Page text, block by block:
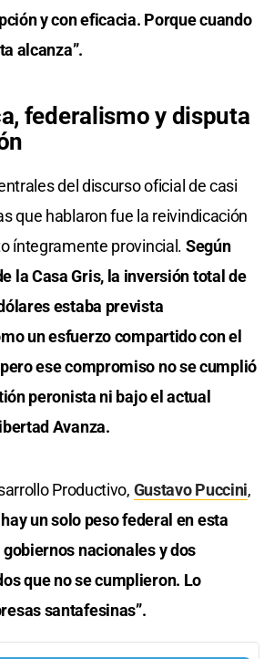
y con eficacia. Porque cuando
alcanza”.
federalismo y disputa
del discurso oficial de casi
que hablaron fue la reivindicación
íntegramente provincial. Según
la Casa Gris, la inversión total de
estaba prevista
un esfuerzo compartido con el
pero ese compromiso no se cumplió
peronista ni bajo el actual
Avanza.
Productivo, Gustavo Puccini,
hay un solo peso federal en esta
nacionales y dos
que no se cumplieron. Lo
santafesinas”.